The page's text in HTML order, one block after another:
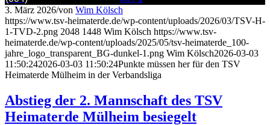
3. März 2026/von Wim Kölsch
https://www.tsv-heimaterde.de/wp-content/uploads/2026/03/TSV-H-
1-TVD-2.png 2048 1448 Wim Kölsch https://www.tsv-
heimaterde.de/wp-content/uploads/2025/05/tsv-heimaterde_100-
jahre_logo_transparent_BG-dunkel-1.png Wim Kölsch2026-03-03
11:50:242026-03-03 11:50:24Punkte müssen her für den TSV
Heimaterde Mülheim in der Verbandsliga
Abstieg der 2. Mannschaft des TSV
Heimaterde Mülheim besiegelt